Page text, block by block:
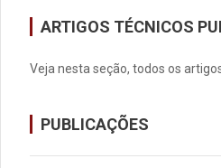
ARTIGOS TÉCNICOS
Veja nesta seção, todos os
PUBLICAÇÕES